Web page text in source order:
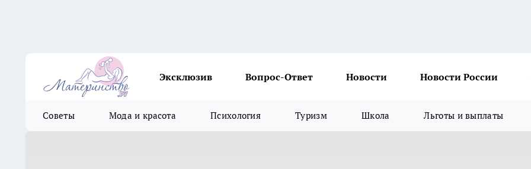
Эксклюзив Вопрос-Ответ Новости Новости России
Советы Мода и красота Психология Туризм Школа Льготы и выплаты